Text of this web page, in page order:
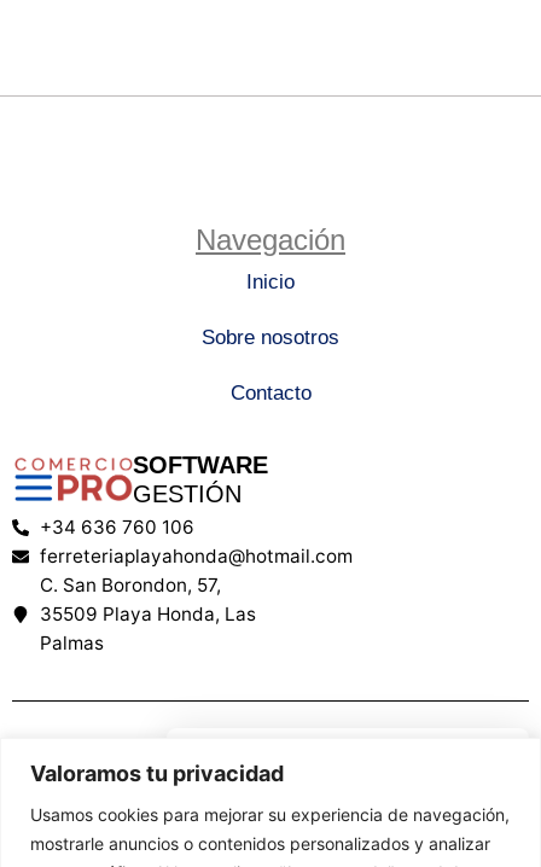
Valoramos tu privacidad
Usamos cookies para mejorar su experiencia de navegación,
mostrarle anuncios o contenidos personalizados y analizar
Navegación
Inicio
Sobre nosotros
Contacto
SOFTWARE
GESTIÓN
+34 636 760 106
ferreteriaplayahonda@hotmail.com
C. San Borondon, 57,
35509 Playa Honda, Las
Palmas
Financiado por la Unión Europea – NextGenerationEU. Sin embargo, los
puntos de vista y las opiniones expresadas son únicamente los del autor
o autores y no reflejan necesariamente los de la Unión Europea o la
Comisión Europea. Ni la Unión Europea ni la Comisión Europea pueden
We care about your privacy
personalized shopping